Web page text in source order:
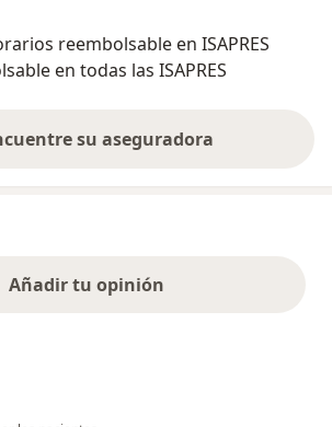
reembolsable en ISAPRES
en todas las ISAPRES
su aseguradora
Añadir tu opinión